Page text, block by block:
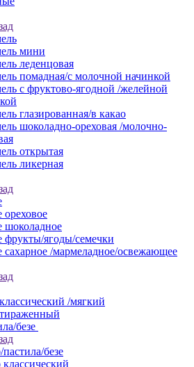
мини
леденцовая
помадная/с молочной начинкой
с фруктово-ягодной /желейной
глазированная/в какао
шоколадно-ореховая /молочно-
открытая
ликерная
ореховое
шоколадное
фрукты/ягоды/семечки
сахарное /мармеладное/освежающее
/мягкий
безе
безе